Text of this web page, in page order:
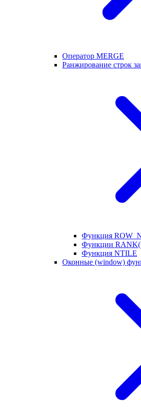
Оператор MERGE
Ранжирование строк
Функция
Функции
Функция NTILE
Оконные (window)